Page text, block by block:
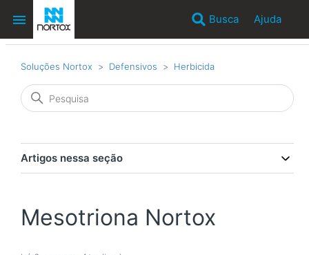
Busca Ajuda
Soluções Nortox Defensivos Herbicida
Artigos nessa seção
Mesotriona Nortox